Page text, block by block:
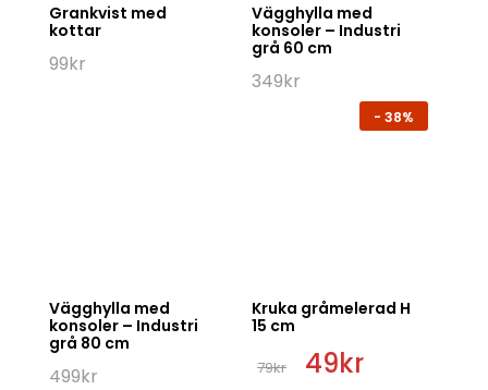
Grankvist med
kottar
99kr
Vägghylla med
konsoler – Industri
grå 60 cm
349kr
Vägghylla med
konsoler – Industri
grå 80 cm
499kr
- 38%
Kruka gråmelerad H
15 cm
79kr Det
ursprungliga
49kr